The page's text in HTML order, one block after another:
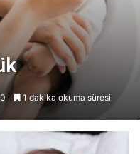
0 1 dakika okuma süresi